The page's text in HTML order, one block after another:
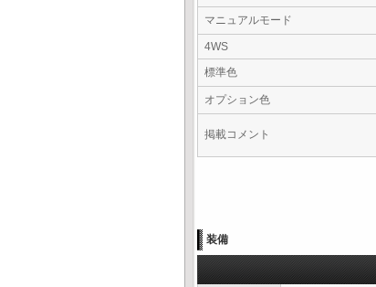
マニュアルモード
4WS
標準色
オプション色
掲載コメント
装備